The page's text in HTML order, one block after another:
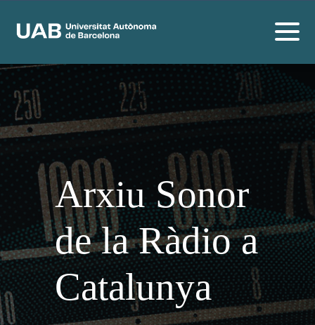
Arxiu Sonor
de la Ràdio a
Catalunya